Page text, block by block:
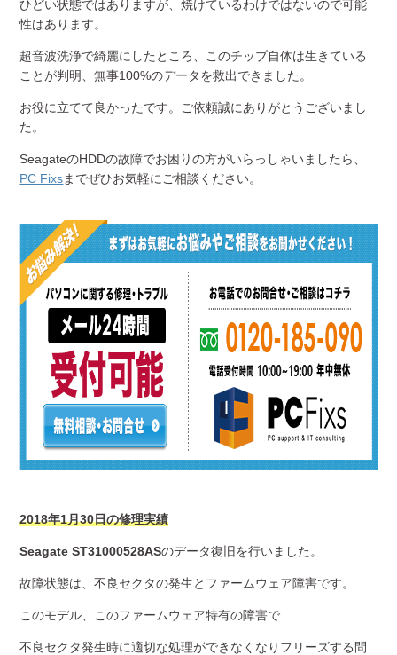
ひどい状態ではありますが、焼けているわけではないので可能
性はあります。
超音波洗浄で綺麗にしたところ、このチップ自体は生きている
ことが判明、無事100%のデータを救出できました。
お役に立てて良かったです。ご依頼誠にありがとうございまし
た。
SeagateのHDDの故障でお困りの方がいらっしゃいましたら、
PC Fixsまでぜひお気軽にご相談ください。
2018年1月30日の修理実績
Seagate ST31000528ASのデータ復旧を行いました。
故障状態は、不良セクタの発生とファームウェア障害です。
このモデル、このファームウェア特有の障害で
不良セクタ発生時に適切な処理ができなくなりフリーズする問